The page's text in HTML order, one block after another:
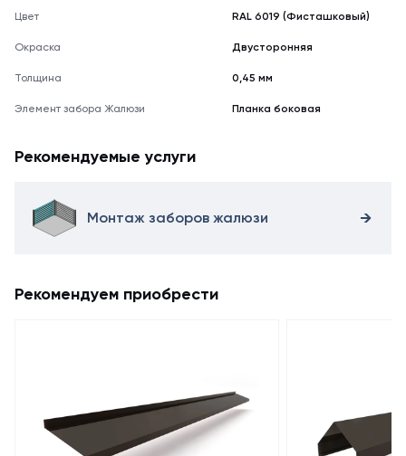
Цвет RAL 6019 (Фисташковый)
Окраска Двусторонняя
Толщина 0,45 мм
Элемент забора Жалюзи Планка боковая
Рекомендуемые услуги
Монтаж заборов жалюзи
Рекомендуем приобрести